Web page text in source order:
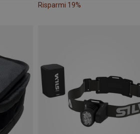
Risparmi 19%